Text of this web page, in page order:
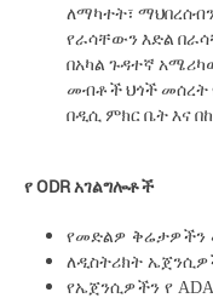
ለማካተት፣
የራሳቸውን እድል
በአካል ጉዳተኛ
መብቶች ህጎች መሰረት
በዲሲ ምክር ቤት እና
የ ODRአገልግሎቶች
የመድልዎ ቅሬታዎችን
ለዲስትሪክት
የኤጀንሲዎችን የ